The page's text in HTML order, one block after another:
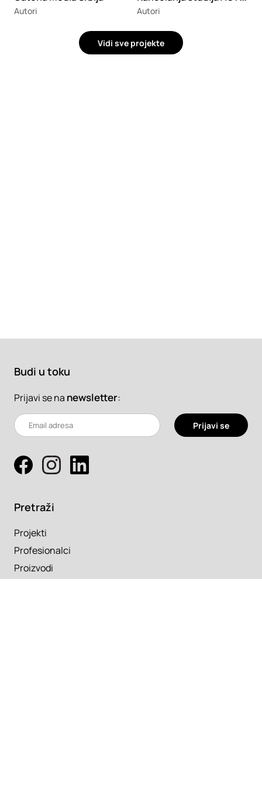
Autori Autori
Vidi sve projekte
Budi u toku
Prijavi se na newsletter:
Prijavi se
Pretraži
Projekti
Profesionalci
Proizvodi